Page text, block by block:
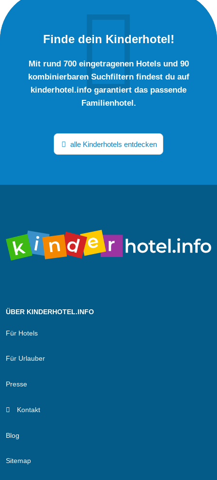
Finde dein Kinderhotel!
Mit rund 700 eingetragenen Hotels und 90
kombinierbaren Suchfiltern findest du auf
kinderhotel.info garantiert das passende
Familienhotel.
alle Kinderhotels entdecken
ÜBER KINDERHOTEL.INFO
Für Hotels
Für Urlauber
Presse
Kontakt
Blog
Sitemap